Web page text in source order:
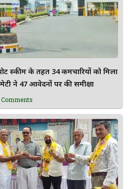
स्कीम के तहत 34 कर्मचारियों को मिला
ने 47 आवेदनों पर की समीक्षा
Comments